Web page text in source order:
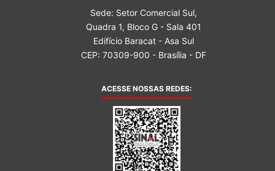
Sede: Setor Comercial Sul,
Quadra 1, Bloco G - Sala 401
Edifício Baracat - Asa Sul
CEP: 70309-900 - Brasília - DF
ACESSE NOSSAS REDES: